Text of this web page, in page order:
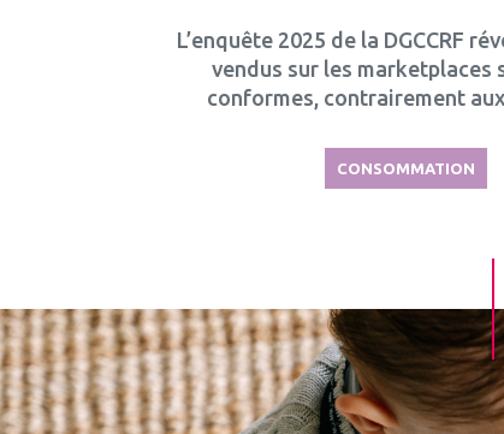
L’enquête 2025 de la DGCCRF
vendus sur les marketplaces
conformes, contrairement
CONSOMMATION